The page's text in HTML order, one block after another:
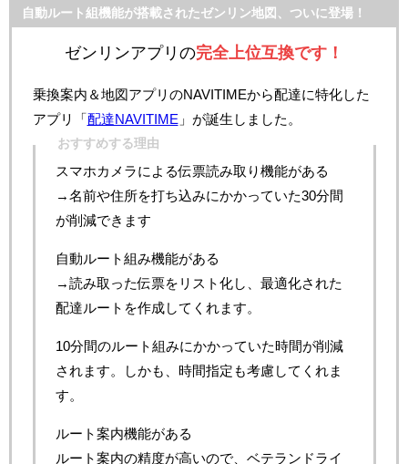
自動ルート組機能が搭載されたゼンリン地図、ついに登場！
ゼンリンアプリの完全上位互換です！
乗換案内＆地図アプリのNAVITIMEから配達に特化した
アプリ「配達NAVITIME 」が誕生しました。
おすすめする理由
スマホカメラによる伝票読み取り機能がある
→名前や住所を打ち込みにかかっていた30分間
が削減できます
自動ルート組み機能がある
→読み取った伝票をリスト化し、最適化された
配達ルートを作成してくれます。
10分間のルート組みにかかっていた時間が削減
されます。しかも、時間指定も考慮してくれま
す。
ルート案内機能がある
ルート案内の精度が高いので、ベテランドライ